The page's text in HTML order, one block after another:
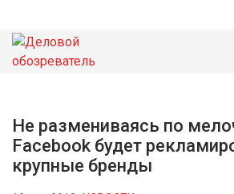
НОВОСТИ
Не размениваясь по
Facebook будет
крупные бренды